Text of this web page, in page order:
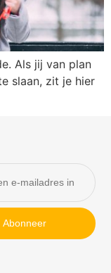
Als jij van plan
slaan, zit je hier
Abonneer